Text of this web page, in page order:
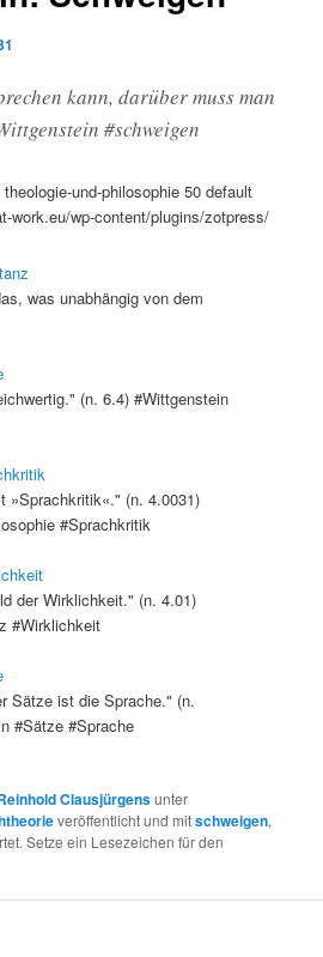
kann, darüber muss man
#schweigen
theologie-und-philosophie 50 default
work.eu/wp-content/plugins/zotpress/
was unabhängig von dem
(n. 6.4) #Wittgenstein
»Sprachkritik«." (n. 4.0031)
#Sprachkritik
der Wirklichkeit." (n. 4.01)
#Wirklichkeit
Sätze ist die Sprache." (n.
#Sätze #Sprache
Clausjürgensunter
veröffentlicht und mitschweigen,
Setze ein Lesezeichen für den